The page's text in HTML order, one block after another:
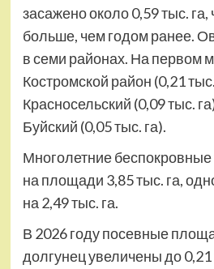
засажено около 0,59 тыс. га,
больше, чем годом ранее.
в семи районах. На первом
Костромской район (0,21
Красносельский (0,09 тыс.
Буйский (0,05 тыс. га).
Многолетние
на площади 3,85 тыс. га,
на 2,49 тыс. га.
В 2026 году посевные
долгунец увеличены до 0,21